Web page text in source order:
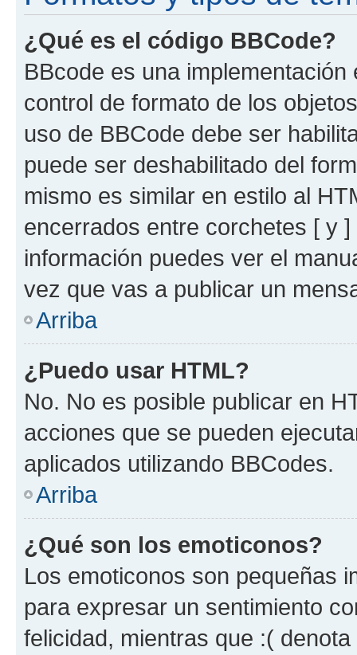
¿Qué es el código BBCode?
BBcode es una
control de formato de los
uso de BBCode debe ser
puede ser deshabilitado del
mismo es similar en estilo al
encerrados entre corchetes [ y
información puedes ver el
vez que vas a publicar un
Arriba
¿Puedo usar HTML?
No. No es posible publicar en
acciones que se pueden
aplicados utilizando BBCodes.
Arriba
¿Qué son los emoticonos?
Los emoticonos son pequeñas
para expresar un sentimiento
felicidad, mientras que :(